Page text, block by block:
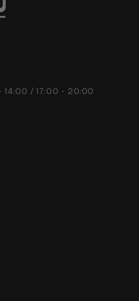
14:00 / 17:00 - 20:00